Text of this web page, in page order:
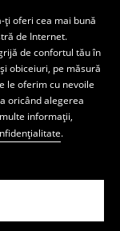
ți oferi cea mai bună
de Internet.
de confortul tău în
obiceiuri, pe măsură
le oferim cu nevoile
oricând alegerea
informații,
.